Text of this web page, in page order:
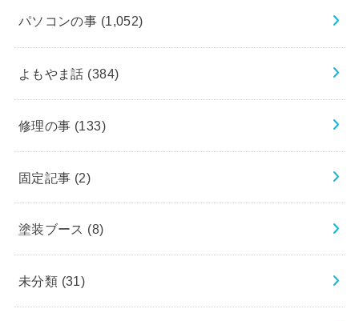
パソコンの事 (1,052)
よもやま話 (384)
修理の事 (133)
固定記事 (2)
塗装ブース (8)
未分類 (31)